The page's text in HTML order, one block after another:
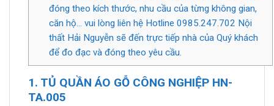
đóng theo kích thước, nhu cầu của từng không gian,
căn hộ… vui lòng liên hệ Hotline 0985.247.702 Nội
thất Hải Nguyễn sẽ đến trực tiếp nhà của Quý khách
để đo đạc và đóng theo yêu cầu.
1. TỦ QUẦN ÁO GỖ CÔNG NGHIỆP HN-
TA.005